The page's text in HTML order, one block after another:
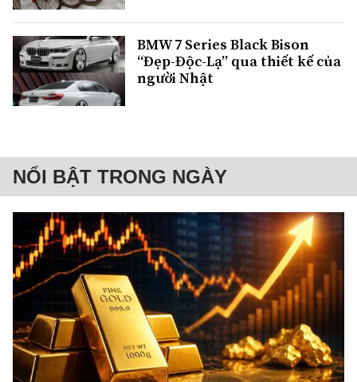
BMW 7 Series Black Bison
“Đẹp-Độc-Lạ” qua thiết kế của
người Nhật
NỔI BẬT TRONG NGÀY